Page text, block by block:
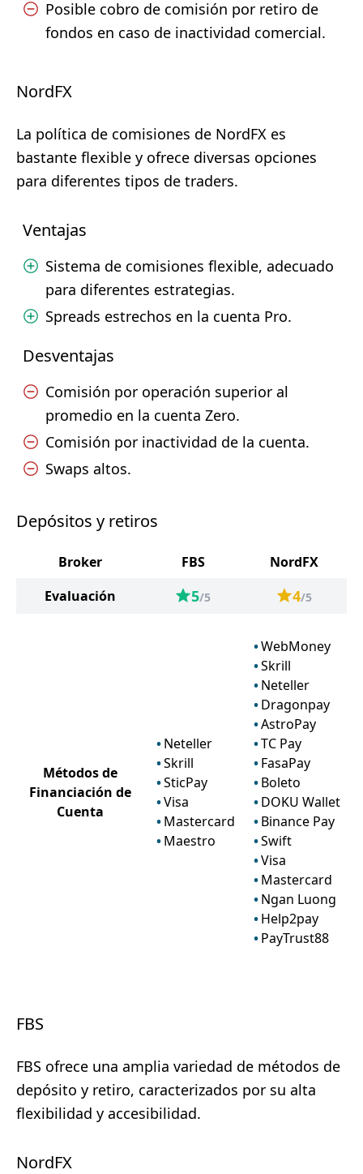
Posible cobro de comisión por retiro de
fondos en caso de inactividad comercial.
NordFX
La política de comisiones de NordFX es
bastante flexible y ofrece diversas opciones
para diferentes tipos de traders.
Ventajas
Sistema de comisiones flexible, adecuado
para diferentes estrategias.
Spreads estrechos en la cuenta Pro.
Desventajas
Comisión por operación superior al
promedio en la cuenta Zero.
Comisión por inactividad de la cuenta.
Swaps altos.
Depósitos y retiros
Broker FBS
NordFX
Evaluación
5/5 4/5
Métodos de
Financiación de
Cuenta
Neteller
Skrill
SticPay
Visa
Mastercard
Maestro
WebMoney
Skrill
Neteller
Dragonpay
AstroPay
TC Pay
FasaPay
Boleto
DOKU Wallet
Binance Pay
Swift
Visa
Mastercard
Ngan Luong
Help2pay
PayTrust88
FBS
FBS ofrece una amplia variedad de métodos de
depósito y retiro, caracterizados por su alta
flexibilidad y accesibilidad.
NordFX